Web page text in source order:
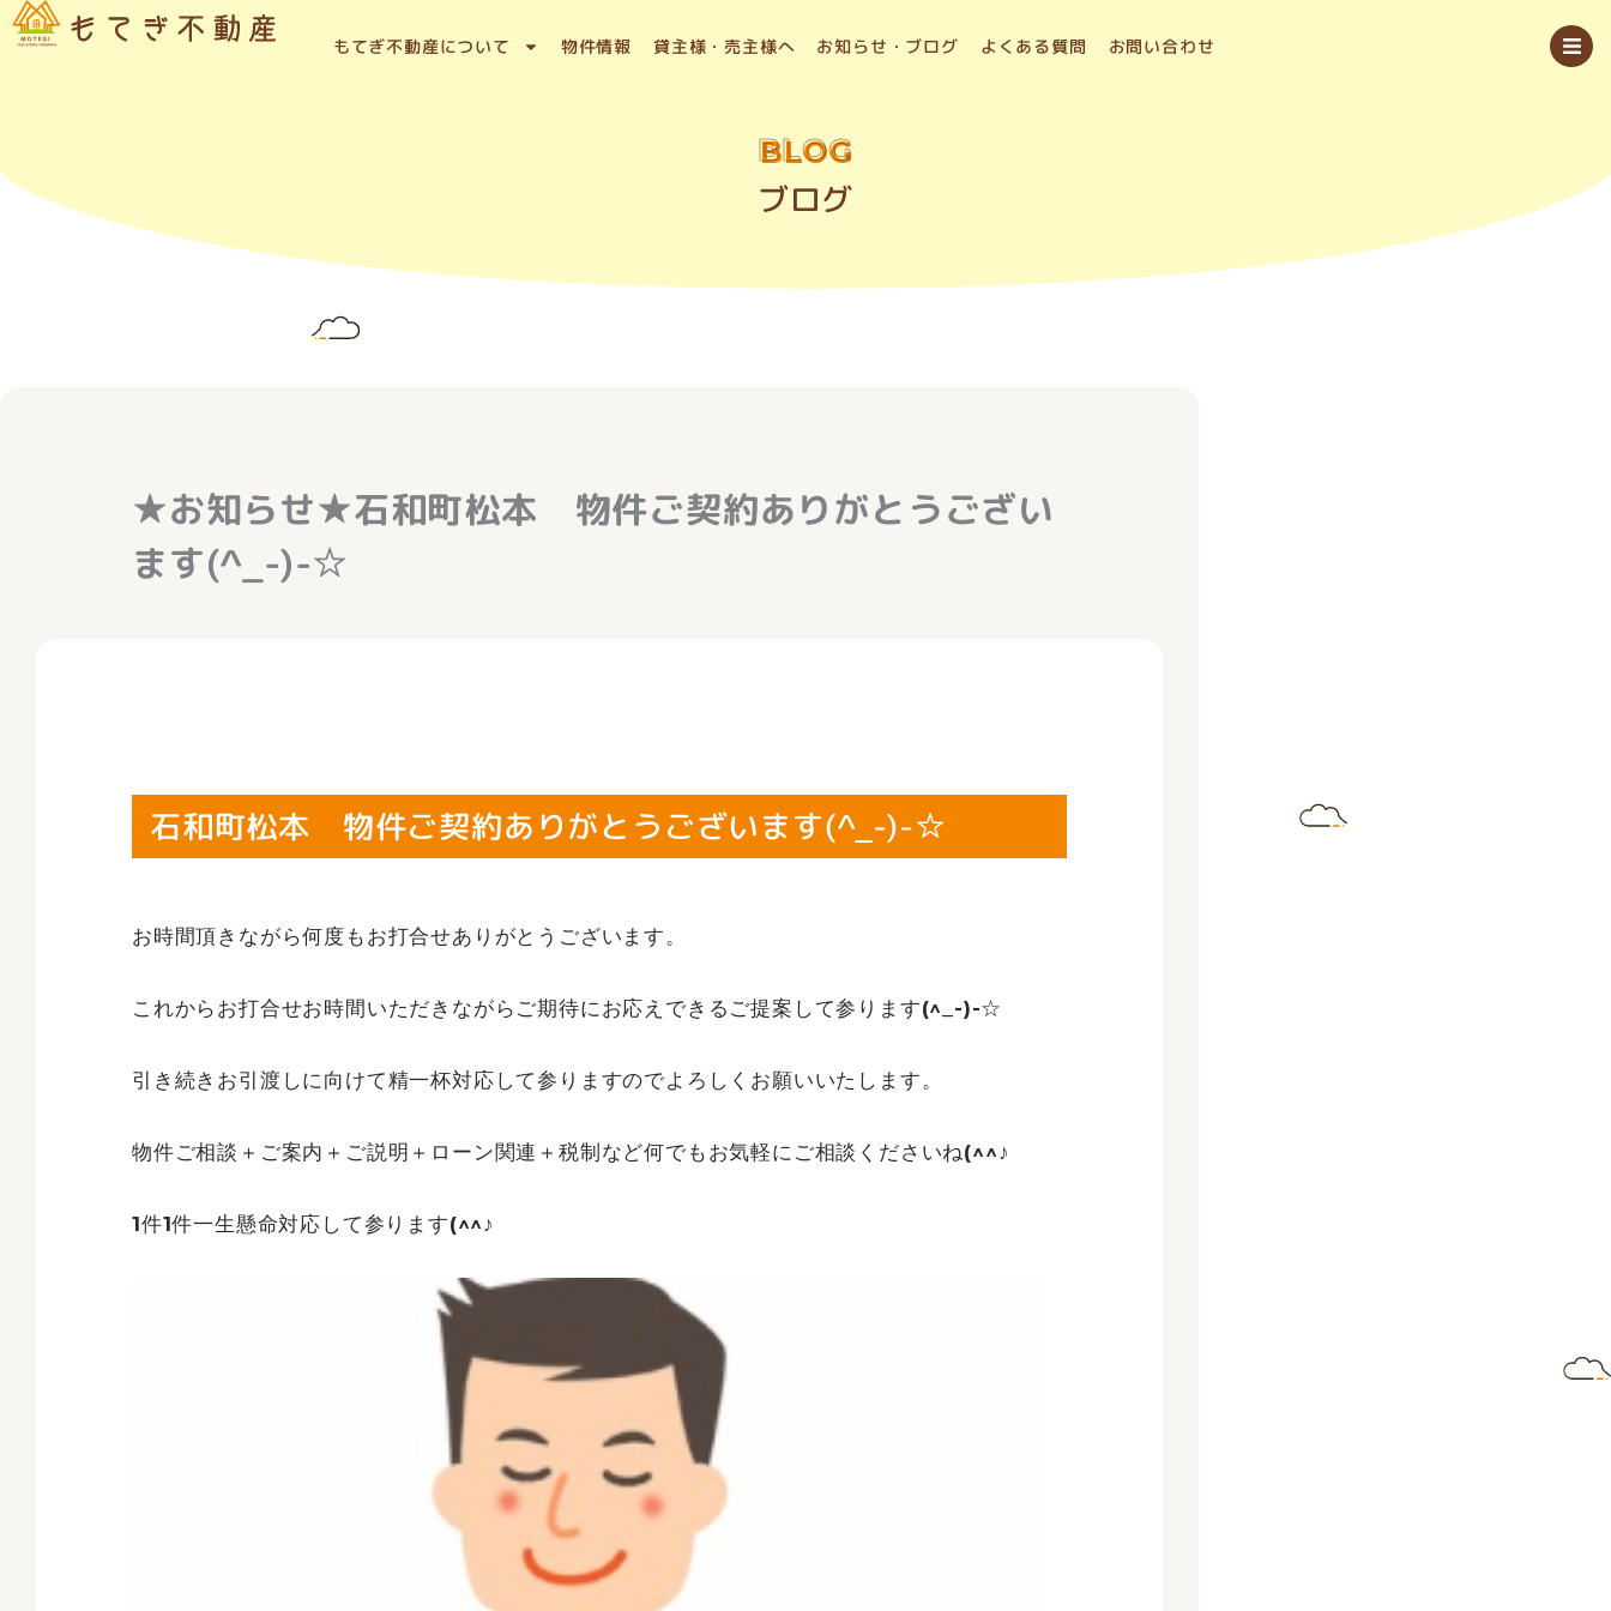
内
容
プ
もてぎ不動産について 物件情報 貸主様・売主様へ お知らせ・ブログ よくある質問 お問い合わせ
BLOG
ブログ
★お知らせ★石和町松本 物件ご契約ありがとうござい
ます(^_-)-☆
石和町松本 物件ご契約ありがとうございます(^_-)-☆
お時間頂きながら何度もお打合せありがとうございます。
これからお打合せお時間いただきながらご期待にお応えできるご提案して参ります(^_-)-☆
引き続きお引渡しに向けて精一杯対応して参りますのでよろしくお願いいたします。
物件ご相談＋ご案内＋ご説明＋ローン関連＋税制など何でもお気軽にご相談くださいね(^^♪
1件1件一生懸命対応して参ります(^^♪